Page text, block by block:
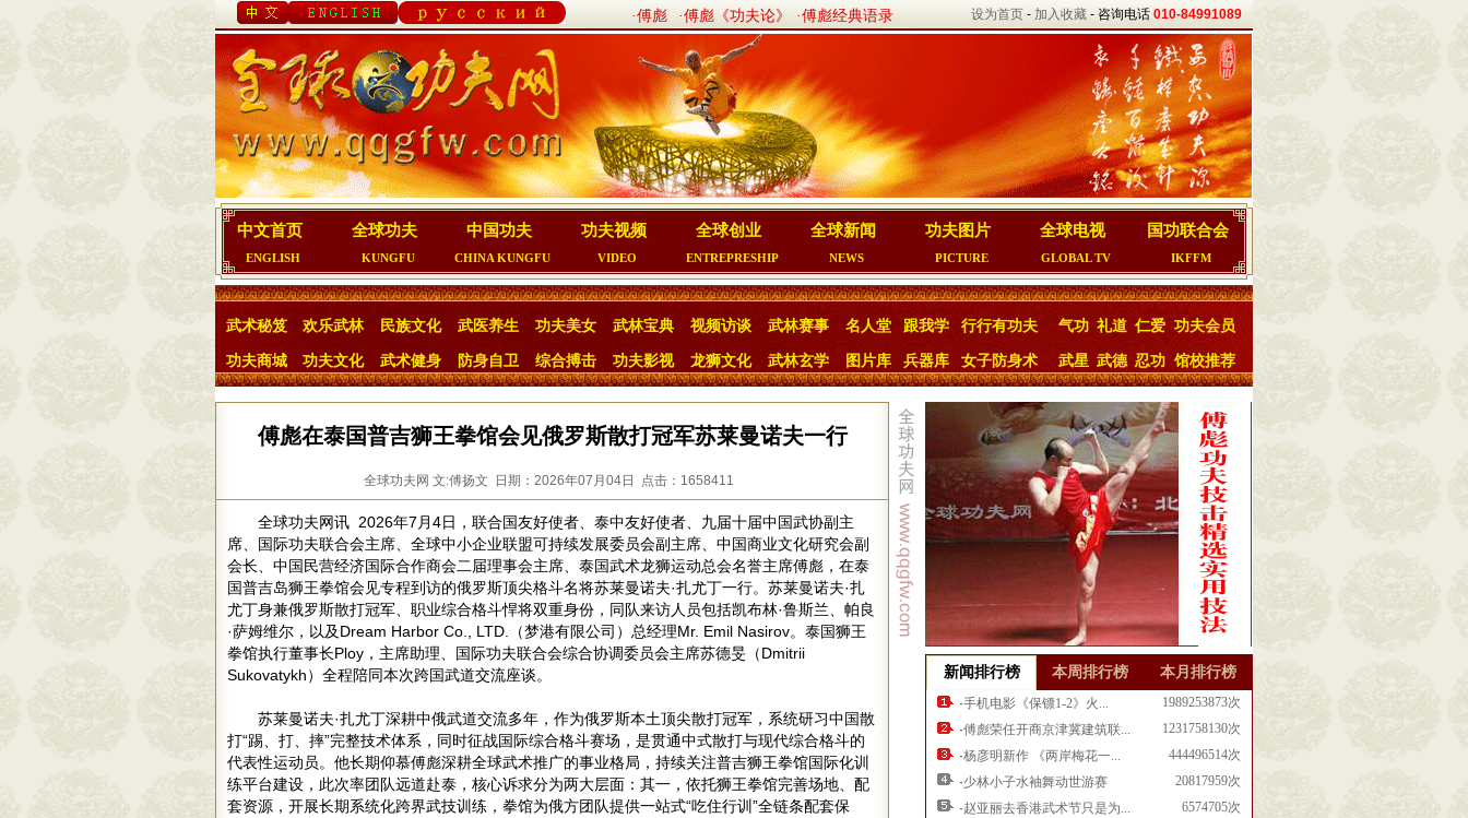
·傅彪 ·傅彪《功夫论》 ·傅彪经典语录 设为首页 - 加入收藏 - 咨询电话 010-84991089
中文首页
ENGLISH
全球功夫
KUNGFU
中国功夫
CHINA KUNGFU
功夫视频
VIDEO
全球创业
ENTREPRESHIP
全球新闻
NEWS
功夫图片
PICTURE
全球电视
GLOBAL TV
国功联合会
IKFFM
武术秘笈 欢乐武林 民族文化 武医养生 功夫美女 武林宝典 视频访谈 武林赛事 名人堂 跟我学 行行有功夫 气功 礼道 仁爱 功夫会员
功夫商城 功夫文化 武术健身 防身自卫 综合搏击 功夫影视 龙狮文化 武林玄学 图片库 兵器库 女子防身术 武星 武德 忍功 馆校推荐
傅彪在泰国普吉狮王拳馆会见俄罗斯散打冠军苏莱曼诺夫一行
全球功夫网 文:傅扬文 日期：2026年07月04日 点击：1658411
全球功夫网讯 2026年7月4日，联合国友好使者、泰中友好使者、九届十届中国武协副主
席、国际功夫联合会主席、全球中小企业联盟可持续发展委员会副主席、中国商业文化研究会副
会长、中国民营经济国际合作商会二届理事会主席、泰国武术龙狮运动总会名誉主席傅彪，在泰
国普吉岛狮王拳馆会见专程到访的俄罗斯顶尖格斗名将苏莱曼诺夫·扎尤丁一行。苏莱曼诺夫·扎
尤丁身兼俄罗斯散打冠军、职业综合格斗悍将双重身份，同队来访人员包括凯布林·鲁斯兰、帕良
·萨姆维尔，以及Dream Harbor Co., LTD.（梦港有限公司）总经理Mr. Emil Nasirov。泰国狮王
拳馆执行董事长Ploy，主席助理、国际功夫联合会综合协调委员会主席苏德旻（Dmitrii
Sukovatykh）全程陪同本次跨国武道交流座谈。
苏莱曼诺夫·扎尤丁深耕中俄武道交流多年，作为俄罗斯本土顶尖散打冠军，系统研习中国散
打“踢、打、摔”完整技术体系，同时征战国际综合格斗赛场，是贯通中式散打与现代综合格斗的
代表性运动员。他长期仰慕傅彪深耕全球武术推广的事业格局，持续关注普吉狮王拳馆国际化训
练平台建设，此次率团队远道赴泰，核心诉求分为两大层面：其一，依托狮王拳馆完善场地、配
套资源，开展长期系统化跨界武技训练，拳馆为俄方团队提供一站式“吃住行训”全链条配套保
新闻排行榜 本周排行榜 本月排行榜
·手机电影《保镖1-2》火...
1989253873次
·傅彪荣任开商京津冀建筑联...
1231758130次
·杨彦明新作 《两岸梅花一...
444496514次
·少林小子水袖舞动世游赛
20817959次
·赵亚丽去香港武术节只是为...
6574705次